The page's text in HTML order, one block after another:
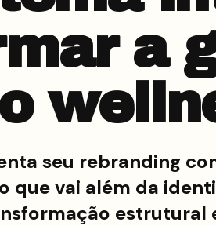
a
seu rebranding
que vai além da
estrutural